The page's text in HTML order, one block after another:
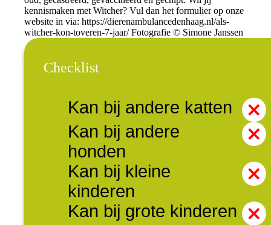
kennismaken met Witcher? Vul dan het formulier op onze
website in via: https://dierenambulancedenhaag.nl/als-
witcher-kon-toveren-7-jaar/ Fotografie © Simone Janssen
Checklist
Kan bij andere katten
Kan bij andere
honden
Kan bij kleine
kinderen
Kan bij grote kinderen